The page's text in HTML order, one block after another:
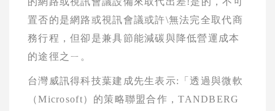
置否的是網路或視訊會議或許\無法完全取代商
務行程，但卻是兼具節能減碳與降低營運成本
的途徑之ㄧ。
台灣威訊得科技葉建成先生表示:
「透過與微軟
（Microsoft）的策略聯盟合作，TANDBERG